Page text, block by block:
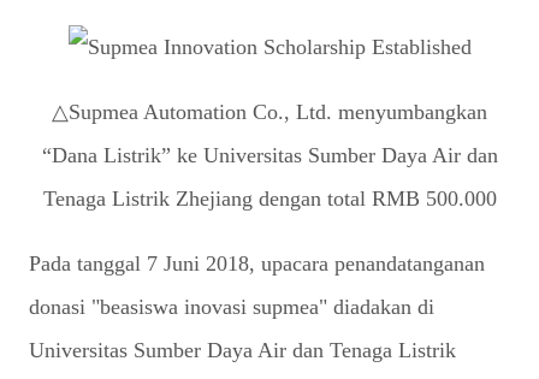
△Supmea Automation Co., Ltd. menyumbangkan
“Dana Listrik” ke Universitas Sumber Daya Air dan
Tenaga Listrik Zhejiang dengan total RMB 500.000
Pada tanggal 7 Juni 2018, upacara penandatanganan
donasi "beasiswa inovasi supmea" diadakan di
Universitas Sumber Daya Air dan Tenaga Listrik